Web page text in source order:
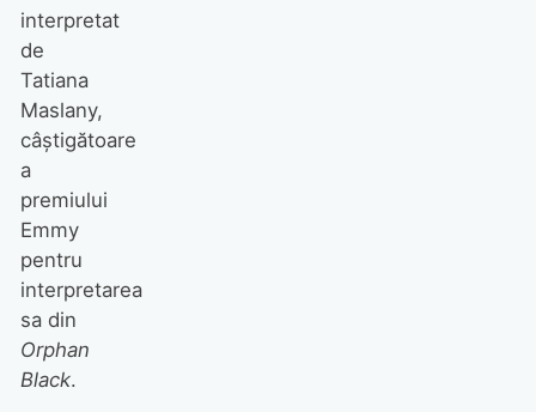
interpretat
de
Tatiana
Maslany,
câștigătoare
a
premiului
Emmy
pentru
interpretarea
sa din
Orphan
Black.